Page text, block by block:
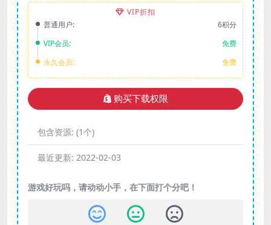
VIP折扣
普通用户:
6积分
VIP会员:
免费
永久会员:
免费
购买下载权限
包含资源: (1个)
最近更新: 2022-02-03
游戏好玩吗，请动动小手，在下面打个分吧！